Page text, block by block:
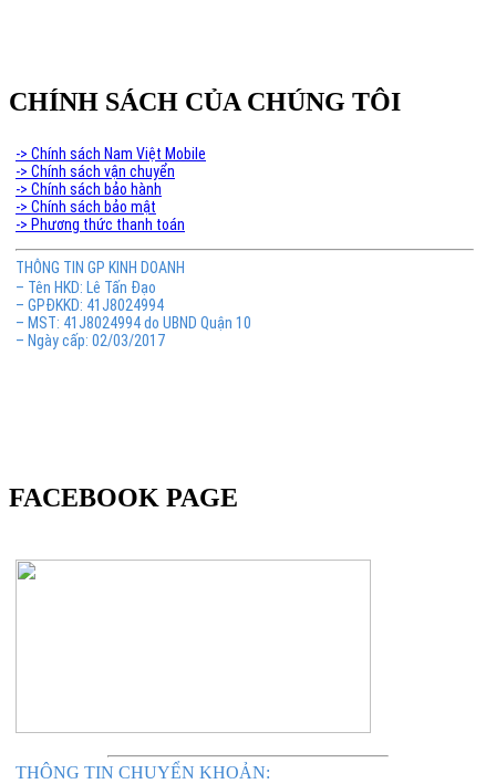
CHÍNH SÁCH CỦA CHÚNG TÔI
-> Chính sách Nam Việt Mobile
-> Chính sách vận chuyển
-> Chính sách bảo hành
-> Chính sách bảo mật
-> Phương thức thanh toán
THÔNG TIN GP KINH DOANH
– Tên HKD: Lê Tấn Đạo
– GPĐKKD: 41J8024994
– MST: 41J8024994 do UBND Quận 10
– Ngày cấp: 02/03/2017
FACEBOOK PAGE
THÔNG TIN CHUYỂN KHOẢN: